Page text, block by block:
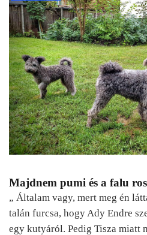
Majdnem pumi és a falu
„ Általam vagy, mert meg én
talán furcsa, hogy Ady Endre
egy kutyáról. Pedig Tisza miatt